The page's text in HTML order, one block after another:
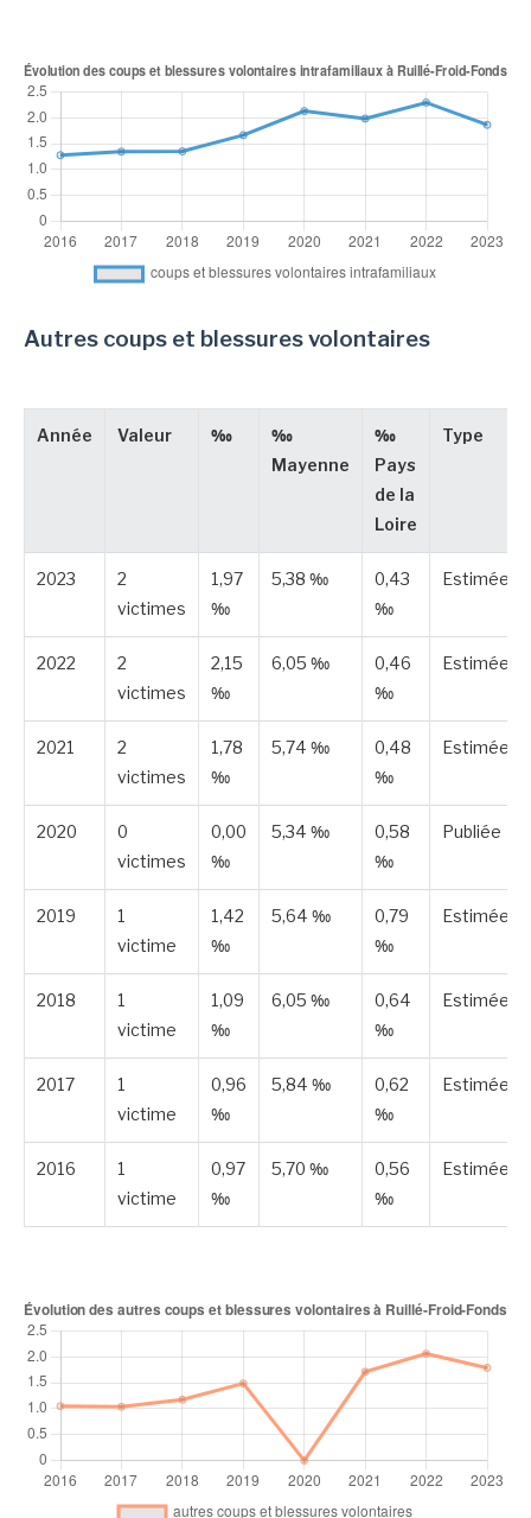
Autres coups et blessures volontaires
Année Valeur ‰
‰
Mayenne
‰
Pays
de la
Loire
Type
2023
2
victimes
1,97
‰
5,38 ‰
0,43
‰
Estimée
2022
2
victimes
2,15
‰
6,05 ‰
0,46
‰
Estimée
2021
2
victimes
1,78
‰
5,74 ‰
0,48
‰
Estimée
2020
0
victimes
0,00
‰
5,34 ‰
0,58
‰
Publiée
2019
1
victime
1,42
‰
5,64 ‰
0,79
‰
Estimée
2018
1
victime
1,09
‰
6,05 ‰
0,64
‰
Estimée
2017
1
victime
0,96
‰
5,84 ‰
0,62
‰
Estimée
2016
1
victime
0,97
‰
5,70 ‰
0,56
‰
Estimée